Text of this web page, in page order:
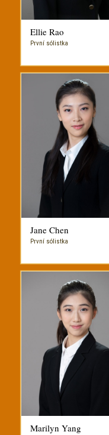
Ellie Rao
První sólistka
Jane Chen
První sólistka
Marilyn Yang